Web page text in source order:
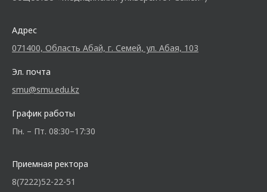
Адрес
071400, Область Абай, г. Семей, ул. Абая, 103
Эл. почта
smu@smu.edu.kz
График работы
Пн. – Пт. 08:30–17:30
Приемная ректора
8(7222)52-22-51